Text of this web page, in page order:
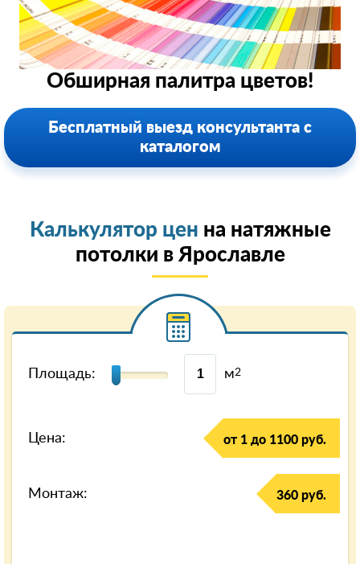
Обширная палитра цветов!
Бесплатный выезд консультанта с
каталогом
Калькулятор цен на натяжные
потолки в Ярославле
Площадь: м2
Цена: от 1 до 1100 руб.
Монтаж: 360 руб.